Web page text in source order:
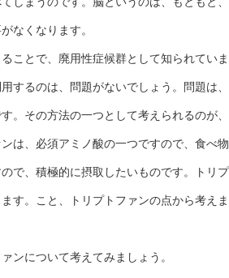
なくなります。
ことで、廃用性症候群として知られてい
するのは、問題がないでしょう。問題は
。その方法の一つとして考えられるのが
は、必須アミノ酸の一つですので、食べ
で、積極的に摂取したいものです。トリ
す。こと、トリプトファンの点から考え
ンについて考えてみましょう。